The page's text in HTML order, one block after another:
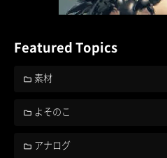
Featured Topics
素材
よそのこ
アナログ